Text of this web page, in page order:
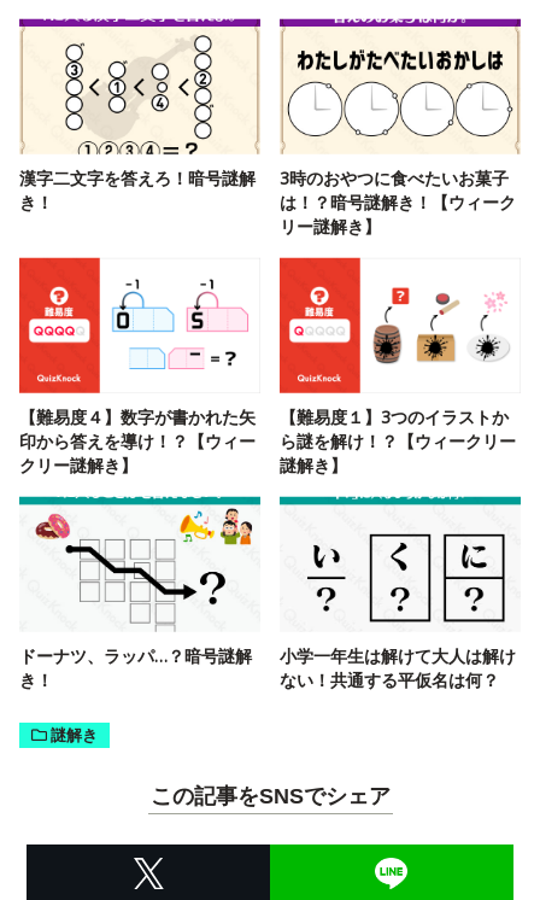
漢字二文字を答えろ！暗号謎解
き！
3時のおやつに食べたいお菓子
は！？暗号謎解き！【ウィーク
リー謎解き】
【難易度４】数字が書かれた矢
印から答えを導け！？【ウィー
クリー謎解き】
【難易度１】3つのイラストか
ら謎を解け！？【ウィークリー
謎解き】
ドーナツ、ラッパ…？暗号謎解
き！
小学一年生は解けて大人は解け
ない！共通する平仮名は何？
謎解き
この記事をSNSでシェア